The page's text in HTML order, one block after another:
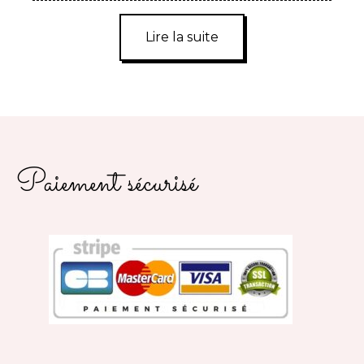
Lire la suite
Paiement sécurisé